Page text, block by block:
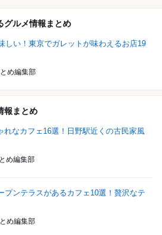
グルメ情報まとめ
しい！東京でガレットが味わえるお店19
め編集部
報まとめ
れなカフェ16選！日野駅近くの古民家風
め編集部
プンテラスがあるカフェ10選！贅沢なテ
め編集部